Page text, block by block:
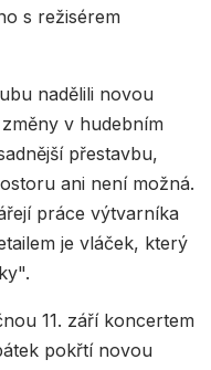
s režisérem
nadělili novou
v hudebním
přestavbu,
ani není možná.
práce výtvarníka
je vláček, který
11. září koncertem
pokřtí novou